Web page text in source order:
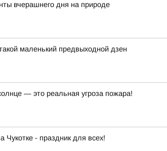
вчерашнего дня на природе
маленький предвыходной дзен
— это реальная угроза пожара!
Чукотке - праздник для всех!